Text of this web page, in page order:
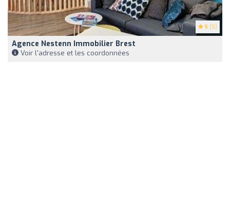
5 (5)
Agence Nestenn Immobilier Brest
Voir l'adresse et les coordonnées